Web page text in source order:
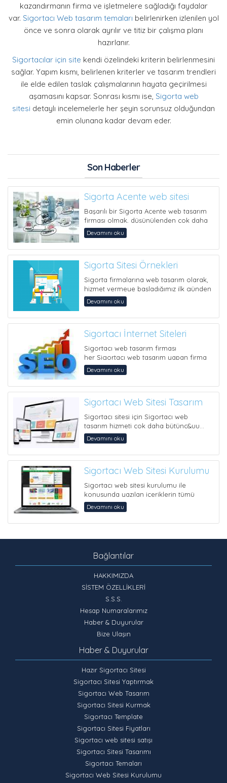
kazandırmanın firma ve işletmelere sağladığı faydalar
var. Sigortacı Web tasarım temaları belirlenirken izlenilen yol
önce ve sonra olarak ayrılır ve titiz bir çalışma planı
hazırlanır.
Sigortacılar için site kendi özelindeki kriterin belirlenmesini
sağlar. Yapım kısmı, belirlenen kriterler ve tasarım trendleri
ile elde edilen taslak çalışmalarının hayata geçirilmesi
aşamasını kapsar. Sonrası kısmı ise, Sigorta web
sitesi detaylı incelemelerle her şeyin sorunsuz olduğundan
emin olunana kadar devam eder.
Son Haberler
Sigorta Acente web sitesi
Başarılı bir Sigorta Acente web tasarım
firması olmak, düşünülenden çok daha
büy&u...
Devamını oku
Sigorta Sitesi Örnekleri
Sigorta firmalarına web tasarım olarak,
hizmet vermeye başladığımız ilk günden
itibaren müşterilerimizin memn...
Devamını oku
Sigortacı İnternet Siteleri
Sigortacı web tasarım firması
her Sigortacı web tasarım yapan firma
tarafından sağlanabilecek tekni...
Devamını oku
Sigortacı Web Sitesi Tasarım
Sigortacı sitesi için Sigortacı web
tasarım hizmeti çok daha bütünc&uu...
Devamını oku
Sigortacı Web Sitesi Kurulumu
Sigortacı web sitesi kurulumu ile
konusunda yazılan içeriklerin tümü
teknik altyapıdan bahse...
Devamını oku
Bağlantılar
HAKKIMIZDA
SİSTEM ÖZELLİKLERİ
S.S.S.
Hesap Numaralarımız
Haber & Duyurular
Bize Ulaşın
Haber & Duyurular
Hazır Sigortacı Sitesi
Sigortacı Sitesi Yaptırmak
Sigortacı Web Tasarım
Sigortacı Sitesi Kurmak
Sigortacı Template
Sigortacı Sitesi Fiyatları
Sigortacı web sitesi satışı
Sigortacı Sitesi Tasarımı
Sigortacı Temaları
Sigortacı Web Sitesi Kurulumu